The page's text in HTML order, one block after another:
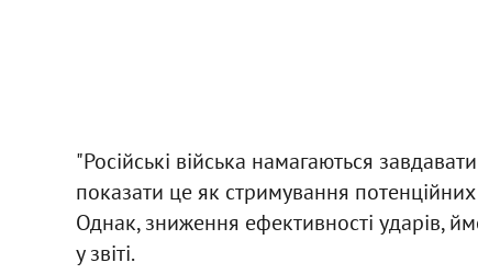
"Російські війська намагаються
показати це як стримування
Однак, зниження ефективності ударів,
у звіті.